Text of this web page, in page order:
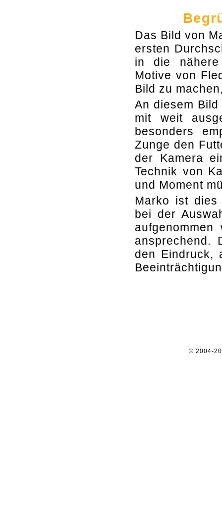
Das Bild von
ersten
in die nähere
Motive von
Bild zu
An diesem
mit weit
besonders
Zunge den
der Kamera
Technik von
und Moment
Marko ist dies
bei der
ansprechend.
den Eindruck,
© 2004-